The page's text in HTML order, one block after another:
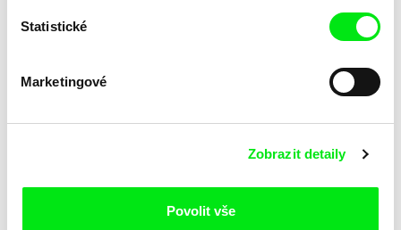
Statistické
Marketingové
Zobrazit detaily
Povolit vše